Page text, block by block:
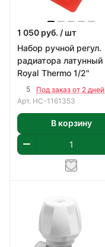
1 050 руб. / шт
Набор ручной регул.
радиатора латунный
Royal Thermo 1/2"
5
Под заказ от 2 дней
Арт. НС-1161353
В корзину